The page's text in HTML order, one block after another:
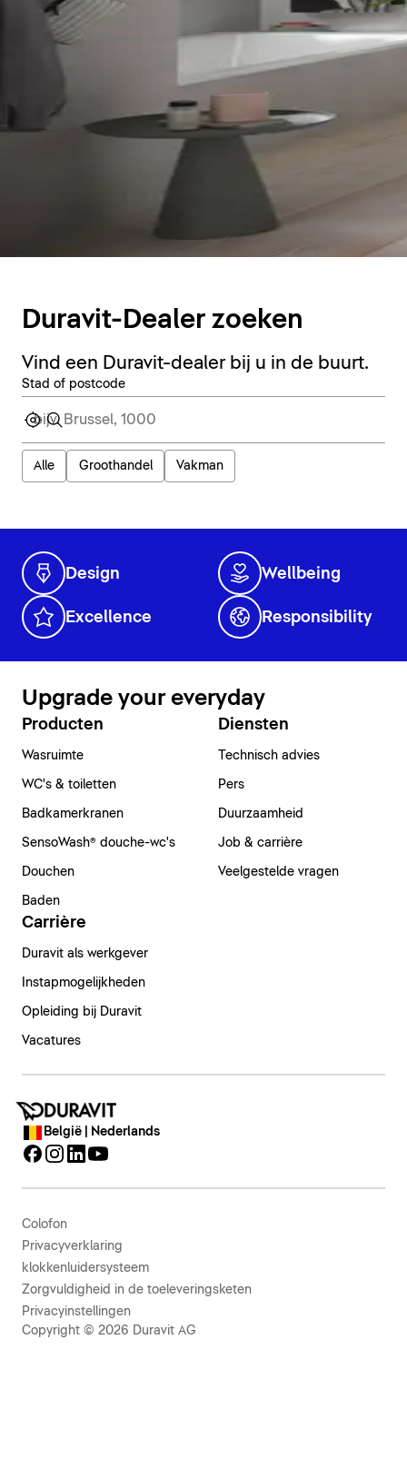
Duravit-Dealer zoeken
Vind een Duravit-dealer bij u in de buurt.
Stad of postcode
Alle Groothandel Vakman
Design Wellbeing
Excellence Responsibility
Upgrade your everyday
Producten
Wasruimte
WC's & toiletten
Badkamerkranen
SensoWash® douche-wc's
Douchen
Baden
Diensten
Technisch advies
Pers
Duurzaamheid
Job & carrière
Veelgestelde vragen
Carrière
Duravit als werkgever
Instapmogelijkheden
Opleiding bij Duravit
Vacatures
België | Nederlands
Colofon
Privacyverklaring
klokkenluidersysteem
Zorgvuldigheid in de toeleveringsketen
Privacyinstellingen
Copyright © 2026 Duravit AG